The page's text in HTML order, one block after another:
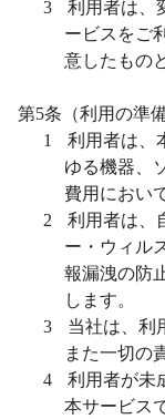
3
利用者は、
ービスをご
意したもの
第5条（利用の準備
1
利用者は、
ゆる機器、
費用におい
2
利用者は、
ー・ウィル
報漏洩の防
します。
3
当社は、利
また一切の
4
利用者が未
本サービス